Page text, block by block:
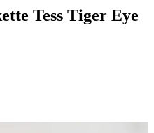
Tess Tiger Eye